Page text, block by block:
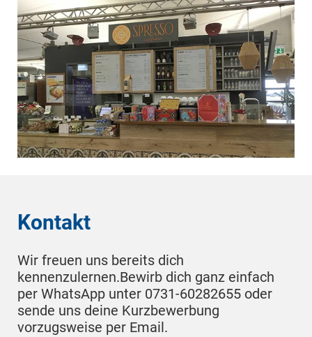
Kontakt
Wir freuen uns bereits dich
kennenzulernen.Bewirb dich ganz einfach
per WhatsApp unter 0731-60282655 oder
sende uns deine Kurzbewerbung
vorzugsweise per Email.